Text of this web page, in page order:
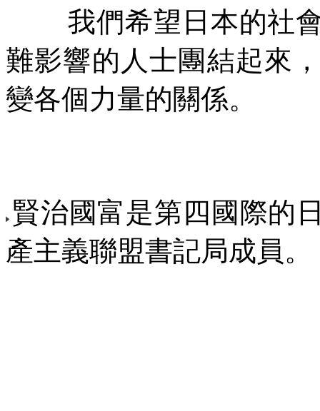
我們希望日本的社
難影響的人士團結起來
變各個力量的關係。
賢治國富是第四國際的
產主義聯盟書記局成員。